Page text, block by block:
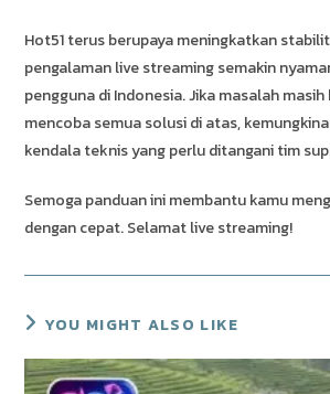
Hot51 terus berupaya meningkatkan
pengalaman live streaming semakin
pengguna di Indonesia. Jika masalah
mencoba semua solusi di atas,
kendala teknis yang perlu ditangani tim
Semoga panduan ini membantu kamu
dengan cepat. Selamat live streaming!
YOU MIGHT ALSO LIKE